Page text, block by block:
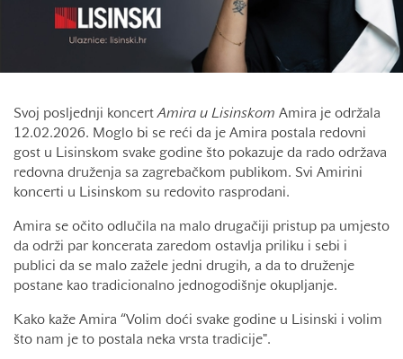
Svoj posljednji koncertAmira u Lisinskom Amira je održala
12.02.2026. Moglo bi se reći da je Amira postala redovni
gost u Lisinskom svake godine što pokazuje da rado održava
redovna druženja sa zagrebačkom publikom. Svi Amirini
koncerti u Lisinskom su redovito rasprodani.
Amira se očito odlučila na malo drugačiji pristup pa umjesto
da održi par koncerata zaredom ostavlja priliku i sebi i
publici da se malo zažele jedni drugih, a da to druženje
postane kao tradicionalno jednogodišnje okupljanje.
Kako kaže Amira “Volim doći svake godine u Lisinski i volim
što nam je to postala neka vrsta tradicije".